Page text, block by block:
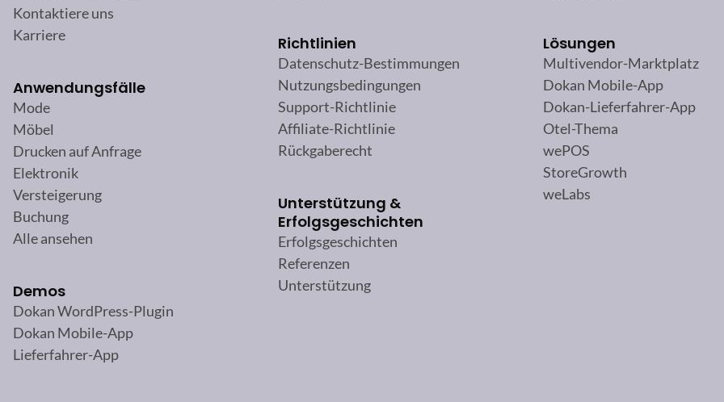
Kontaktiere uns
Karriere
Anwendungsfälle
Mode
Möbel
Drucken auf Anfrage
Elektronik
Versteigerung
Buchung
Alle ansehen
Demos
Dokan WordPress-Plugin
Dokan Mobile-App
Lieferfahrer-App
Richtlinien
Datenschutz-Bestimmungen
Nutzungsbedingungen
Support-Richtlinie
Affiliate-Richtlinie
Rückgaberecht
Unterstützung &
Erfolgsgeschichten
Erfolgsgeschichten
Referenzen
Unterstützung
Lösungen
Multivendor-Marktplatz
Dokan Mobile-App
Dokan-Lieferfahrer-App
Otel-Thema
wePOS
StoreGrowth
weLabs